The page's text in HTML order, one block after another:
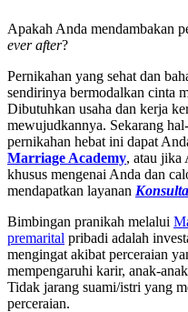
Apakah Anda mendambakan
ever after?
Pernikahan yang sehat dan
sendirinya bermodalkan cinta
Dibutuhkan usaha dan kerja
mewujudkannya. Sekarang
pernikahan hebat ini dapat
Marriage Academy, atau jika
khusus mengenai Anda dan
mendapatkan layanan
Bimbingan pranikah melalui
premarital pribadi adalah
mengingat akibat perceraian
mempengaruhi karir, anak-
Tidak jarang suami/istri yang
perceraian.